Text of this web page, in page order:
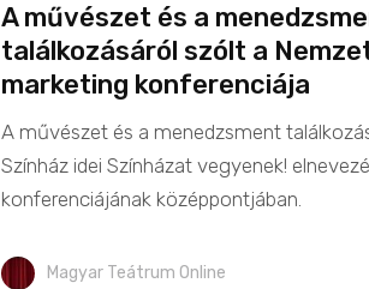
A művészet és a
találkozásáról szólt a
marketing konferenciája
A művészet és a menedzsment
Színház idei Színházat vegyenek!
konferenciájának középpontjában.
Magyar Teátrum Online